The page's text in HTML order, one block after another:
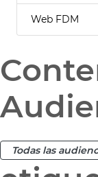
Web FDM
Todas las